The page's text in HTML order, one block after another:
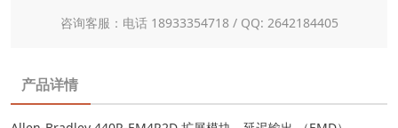
咨询客服：电话 18933354718 / QQ: 2642184405
产品详情